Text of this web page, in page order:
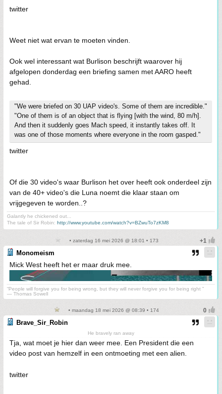
twitter
Weet niet wat ervan te moeten vinden.
Ook wel interessant wat Burlison beschrijft waarover hij
afgelopen donderdag een briefing samen met AARO heeft
gehad.
"We were briefed on 30 UAP video's. Some of them are incredible."
"One of them is of an object that is flying [with the wind, 80 m/h].
And then it suddenly goes Mach speed, it instantly takes off. It
was one of those moments where everyone in the room gasped."
twitter
Of die 30 video's waar Burlison het over heeft ook onderdeel zijn
van de 40+ video's die Luna noemt die klaar staan om
vrijgegeven te worden..?
Galantly he chickened out...
The tale of Sir Robin: http://www.youtube.com/watch?v=BZwuTo7zKM8
• zaterdag 16 mei 2026 @ 18:01 • 173
Monomeism
Mick West heeft het er maar druk mee.
“People will forgive you for being wrong, but they will never forgive you for being right ”
― Thomas Sowell
• maandag 18 mei 2026 @ 08:39 • 174
Brave_Sir_Robin
He bravely ran away
Tja, wat moet je hier dan weer mee. Een President die een
video post van hemzelf in een ontmoeting met een alien.
twitter